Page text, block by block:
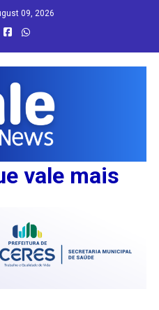
09, 2026
vale mais